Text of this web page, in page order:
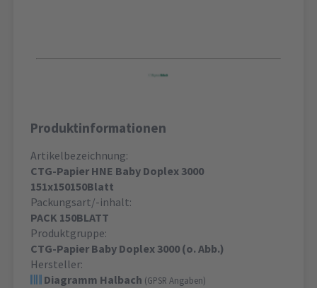
Produktinformationen
Artikelbezeichnung:
CTG-Papier HNE Baby Doplex 3000
151x150150Blatt
Packungsart/-inhalt:
PACK 150BLATT
Produktgruppe:
CTG-Papier Baby Doplex 3000 (o. Abb.)
Hersteller:
Diagramm Halbach (GPSR Angaben)